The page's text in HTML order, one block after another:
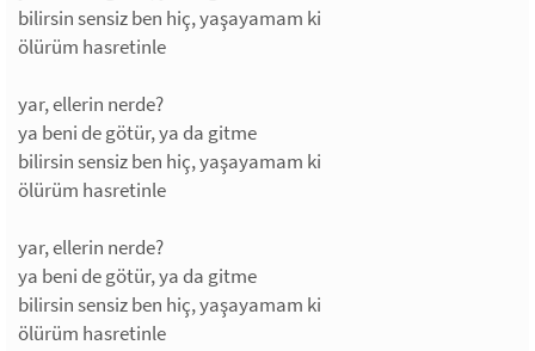
bilirsin sensiz ben hiç, yaşayamam ki
ölürüm hasretinle
yar, ellerin nerde?
ya beni de götür, ya da gitme
bilirsin sensiz ben hiç, yaşayamam ki
ölürüm hasretinle
yar, ellerin nerde?
ya beni de götür, ya da gitme
bilirsin sensiz ben hiç, yaşayamam ki
ölürüm hasretinle